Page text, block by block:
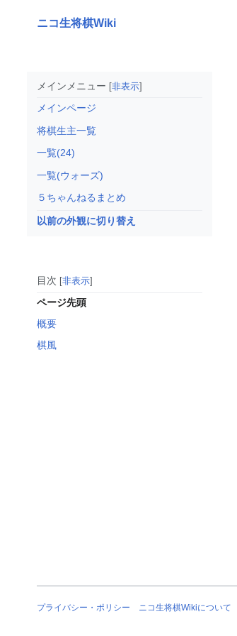
ン
に
キ
ッ
ニコ生将棋Wiki
メインメニュー 非表示
メインページ
将棋生主一覧
一覧(24)
一覧(ウォーズ)
５ちゃんねるまとめ
以前の外観に切り替え
目次 非表示
ページ先頭
概要
棋風
プライバシー・ポリシー ニコ生将棋Wikiについて